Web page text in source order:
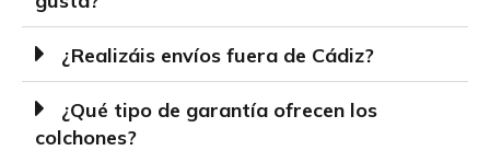
¿Realizáis envíos fuera de Cádiz?
¿Qué tipo de garantía ofrecen los
colchones?